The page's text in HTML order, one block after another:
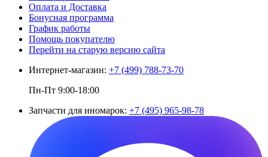
Оплата и Доставка
Бонусная программа
График работы
Помощь покупателю
Перейти на старую версию сайта
Интернет-магазин: +7 (499) 788-73-70
Пн-Пт 9:00-18:00
Запчасти для иномарок: +7 (495) 965-98-78